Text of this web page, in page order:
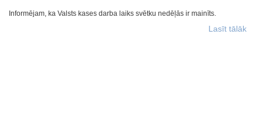
Informējam, ka Valsts kases darba laiks svētku nedēļās ir mainīts.
Lasīt tālāk